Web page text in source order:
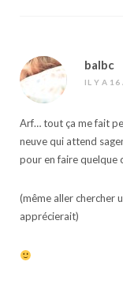
balbc
IL Y A 16
Arf… tout ça me fait
neuve qui attend
pour en faire quelque
(même aller chercher
apprécierait)